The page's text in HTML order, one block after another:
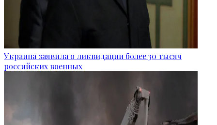
Украина заявила о ликвидации более 30 тысяч
российских военных